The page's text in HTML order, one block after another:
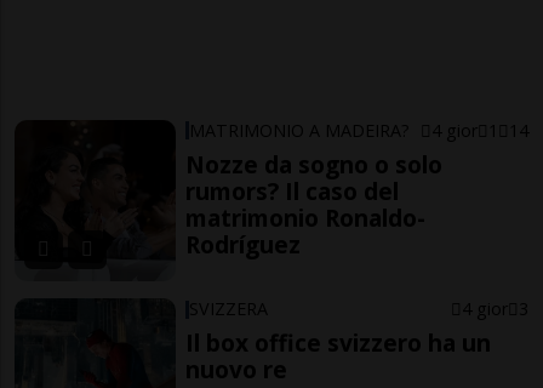
MATRIMONIO A MADEIRA? 4 gior 1 14
Nozze da sogno o solo
rumors? Il caso del
matrimonio Ronaldo-
Rodríguez
SVIZZERA 4 gior 3
Il box office svizzero ha un
nuovo re